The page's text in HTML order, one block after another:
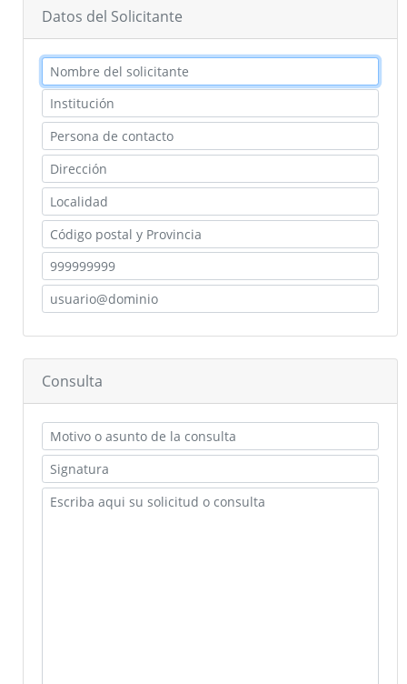
Historia del Archivo
Recursos
Enlaces de interés
Asistencia Técnica a Archivos Municipales
Documento del Mes
Exposiciones
Formación y colaboración con la Facultad de Ciencias de la
Documentación y la Comunicación de la Uex
Visitas en grupo
Guía del Archivo de la Diputación Provincial de Badajoz
(ISAD-G)
Fondos documentales
Cuadro de Clasificación
Datos del Solicitante
Consulta